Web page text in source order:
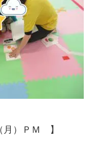
月）ＰＭ 】